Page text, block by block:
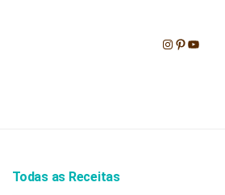
Instagram
Pinterest
Youtube
Todas as Receitas